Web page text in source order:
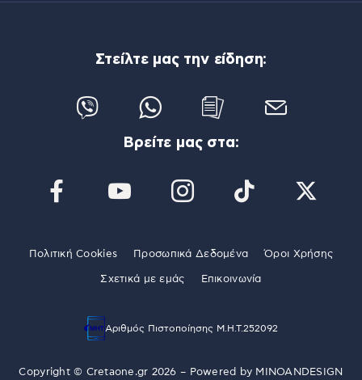
Στείλτε μας την είδηση:
Βρείτε μας στα:
Πολιτική Cookies Προσωπικά Δεδομένα Όροι Χρήσης
Σχετικά με εμάς Επικοινωνία
Αριθμός Πιστοποίησης Μ.Η.Τ.252092
Copyright © Cretaone.gr 2026 – Powered by MINOANDESIGN